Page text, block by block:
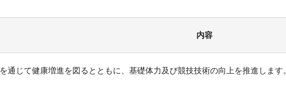
内容
通じて健康増進を図るとともに、基礎体力及び競技技術の向上を推進します